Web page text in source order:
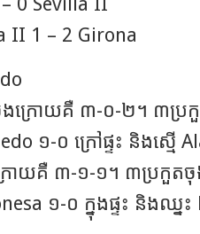
II 1 – 2 Girona
ងក្រោយគឺ ៣-០-២។ ៣ប្រ
១-០ ក្រៅផ្ទះ និងស្មើ
ោយគឺ ៣-១-១។ ៣ប្រកួតចុ
១-០ ក្នុងផ្ទះ និងឈ្